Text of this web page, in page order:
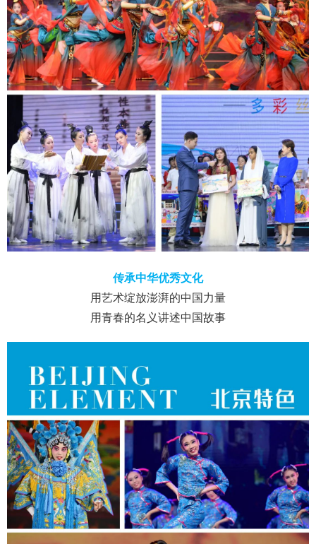
传承中华优秀文化
用艺术绽放澎湃的中国力量
用青春的名义讲述中国故事